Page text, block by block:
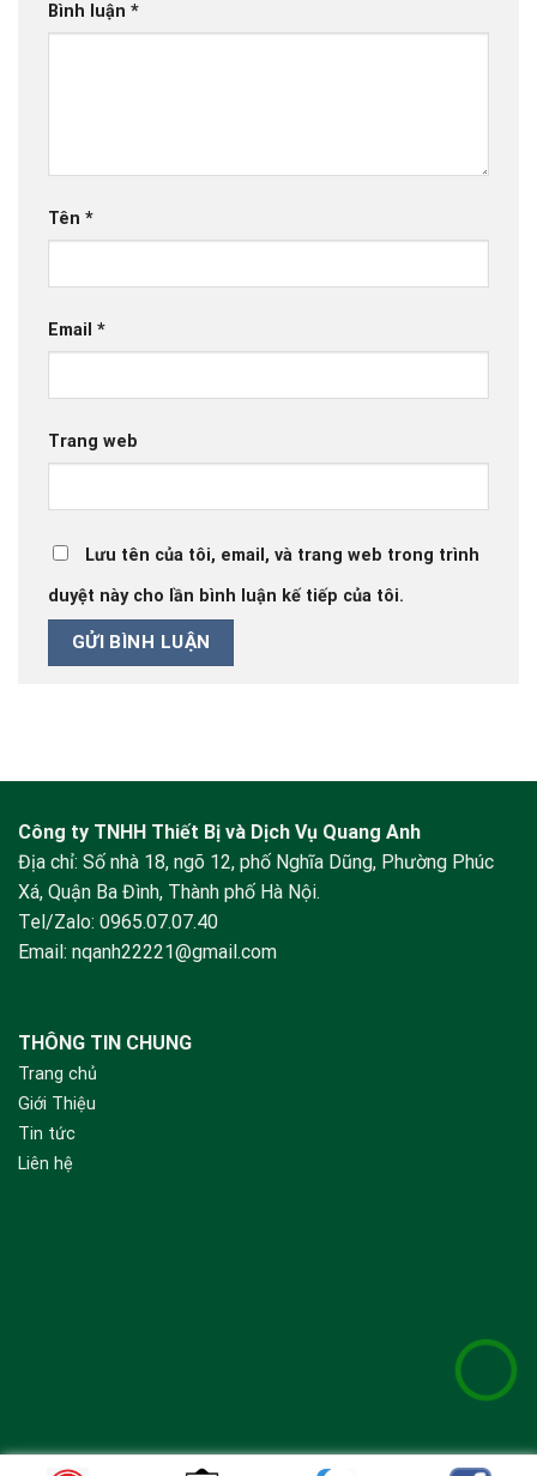
Bình luận *
Tên *
Email *
Trang web
Lưu tên của tôi, email, và trang web trong trình
duyệt này cho lần bình luận kế tiếp của tôi.
Công ty TNHH Thiết Bị và Dịch Vụ Quang Anh
Địa chỉ: Số nhà 18, ngõ 12, phố Nghĩa Dũng, Phường Phúc
Xá, Quận Ba Đình, Thành phố Hà Nội.
Tel/Zalo: 0965.07.07.40
Email: nqanh22221@gmail.com
THÔNG TIN CHUNG
Trang chủ
Giới Thiệu
Tin tức
Liên hệ